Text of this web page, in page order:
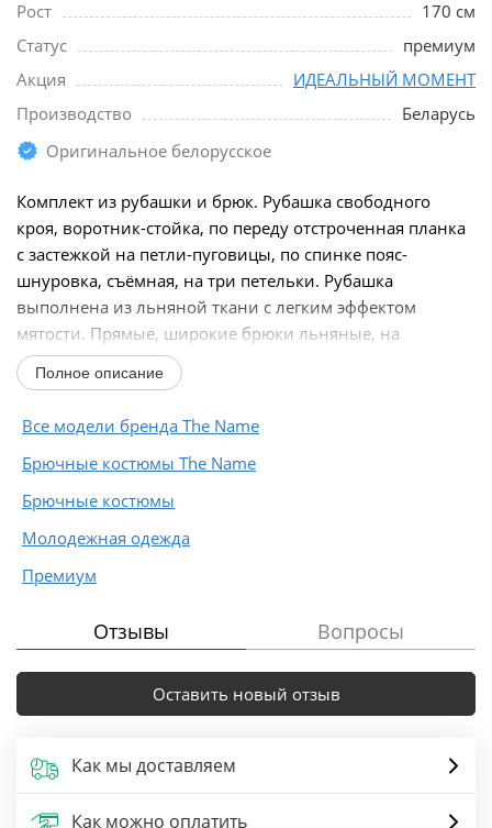
Рост
170 см
Статус
премиум
Акция
ИДЕАЛЬНЫЙ МОМЕНТ
Производство
Беларусь
Оригинальное белорусское
Комплект из рубашки и брюк. Рубашка свободного
кроя, воротник-стойка, по переду отстроченная планка
с застежкой на петли-пуговицы, по спинке пояс-
шнуровка, съёмная, на три петельки. Рубашка
выполнена из льняной ткани с легким эффектом
мятости. Прямые, широкие брюки льняные, на
резинке...
Полное описание
Все модели бренда The Name
Брючные костюмы The Name
Брючные костюмы
Молодежная одежда
Премиум
Отзывы Вопросы
Оставить новый отзыв
Как мы доставляем
Как можно оплатить